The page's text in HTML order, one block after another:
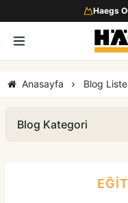
Haegs
Anasayfa Blog
Blog Kategori